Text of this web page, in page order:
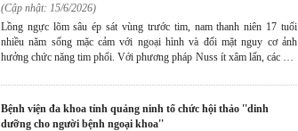
(Cập nhật: 15/6/2026)
Lồng ngực lõm sâu ép sát vùng trước tim, nam thanh niên 17 tuổi
nhiều năm sống mặc cảm với ngoại hình và đối mặt nguy cơ ảnh
hưởng chức năng tim phổi. Với phương pháp Nuss ít xâm lấn, các bác
xương ức biến dạng, giúp người bệnh tự tin, cải thiến sức khỏe và
chất lượng cuộc sống.
bệnh viện đa khoa tỉnh quảng ninh tổ chức hội thảo ''dinh
dưỡng cho người bệnh ngoại khoa''